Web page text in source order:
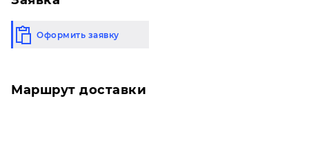
Оформить заявку
Маршрут доставки